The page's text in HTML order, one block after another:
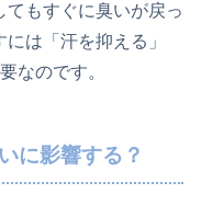
もすぐに臭いが戻っ
は「汗を抑える」
なのです。
に影響する？